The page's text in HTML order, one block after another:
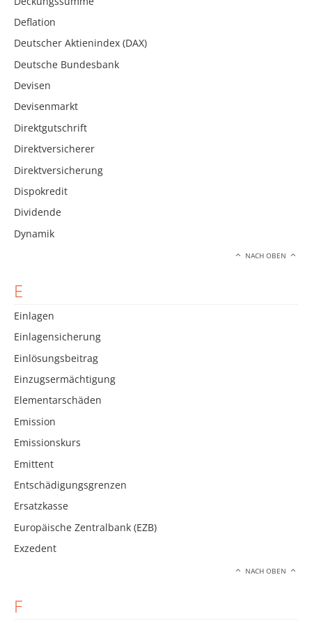
Deflation
Deutscher Aktienindex (DAX)
Deutsche Bundesbank
Devisen
Devisenmarkt
Direktgutschrift
Direktversicherer
Direktversicherung
Dispokredit
Dividende
Dynamik
NACH OBEN
E
Einlagen
Einlagensicherung
Einlösungsbeitrag
Einzugsermächtigung
Elementarschäden
Emission
Emissionskurs
Emittent
Entschädigungsgrenzen
Ersatzkasse
Europäische Zentralbank (EZB)
Exzedent
NACH OBEN
F